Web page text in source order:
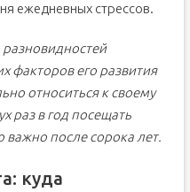
ежедневных стрессов.
факторов его развития
относиться к своему
раз в год посещать
важно после сорока лет.
куда